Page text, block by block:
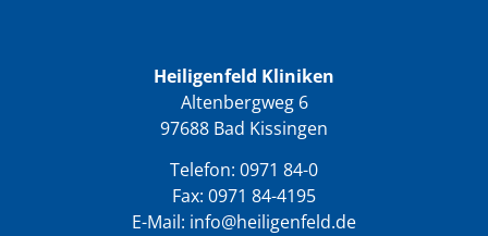
Heiligenfeld Kliniken
Altenbergweg 6
97688 Bad Kissingen
Telefon: 0971 84-0
Fax: 0971 84-4195
E-Mail: info@heiligenfeld.de